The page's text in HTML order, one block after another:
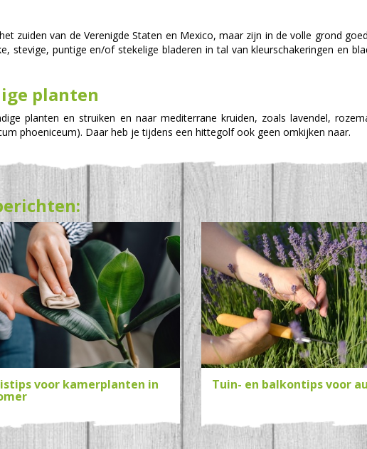
zuiden van de Verenigde Staten en Mexico, maar zijn in de volle grond
stevige, puntige en/of stekelige bladeren in tal van kleurschakeringen en
planten
planten en struiken en naar mediterrane kruiden, zoals lavendel,
phoeniceum). Daar heb je tijdens een hittegolf ook geen omkijken naar.
voor kamerplanten in Tuin- en balkontips voor